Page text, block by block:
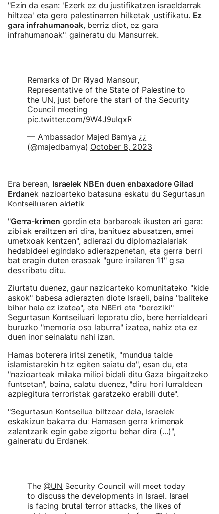
"Ezin da esan: 'Ezerk ez du justifikatzen israeldarrak
hiltzea' eta gero palestinarren hilketak justifikatu. Ez
gara infrahumanoak, berriz diot, ez gara
infrahumanoak", gaineratu du Mansurrek.
Remarks of Dr Riyad Mansour,
Representative of the State of Palestine to
the UN, just before the start of the Security
Council meeting
pic.twitter.com/9W4J9uIqxR
— Ambassador Majed Bamya ¿¿
(@majedbamya) October 8, 2023
Era berean, Israelek NBEn duen enbaxadore Gilad
Erdanek nazioarteko batasuna eskatu du Segurtasun
Kontseiluaren aldetik.
"Gerra-krimen gordin eta barbaroak ikusten ari gara:
zibilak erailtzen ari dira, bahituez abusatzen, amei
umetxoak kentzen", adierazi du diplomazialariak
hedabideei egindako adierazpenetan, eta gerra berri
bat eragin duten erasoak "gure irailaren 11" gisa
deskribatu ditu.
Ziurtatu duenez, gaur nazioarteko komunitateko "kide
askok" babesa adierazten diote Israeli, baina "baliteke
bihar hala ez izatea", eta NBEri eta "bereziki"
Segurtasun Kontseiluari leporatu dio, bere herrialdeari
buruzko "memoria oso laburra" izatea, nahiz eta ez
duen inor seinalatu nahi izan.
Hamas boterera iritsi zenetik, "mundua talde
islamistarekin hitz egiten saiatu da", esan du, eta
"nazioarteak milaka milioi bidali ditu Gaza birgaitzeko
funtsetan", baina, salatu duenez, "diru hori lurraldean
azpiegitura terroristak garatzeko erabili dute".
"Segurtasun Kontseilua biltzear dela, Israelek
eskakizun bakarra du: Hamasen gerra krimenak
zalantzarik egin gabe zigortu behar dira (...)",
gaineratu du Erdanek.
The @UN Security Council will meet today
to discuss the developments in Israel. Israel
is facing brutal terror attacks, the likes of